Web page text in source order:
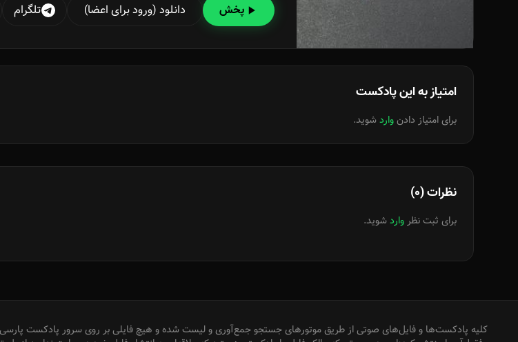
پخش دانلود (ورود برای اعضا) تلگرام
امتیاز به این پادکست
برای امتیاز دادنواردشوید.
نظرات (0)
برای ثبت نظرواردشوید.
کلیه پادکست‌ها و فایل‌های صوتی از طریق موتورهای جستجو جمع‌آوری و لیست شده و هیچ فایلی بر روی سرور پادکست